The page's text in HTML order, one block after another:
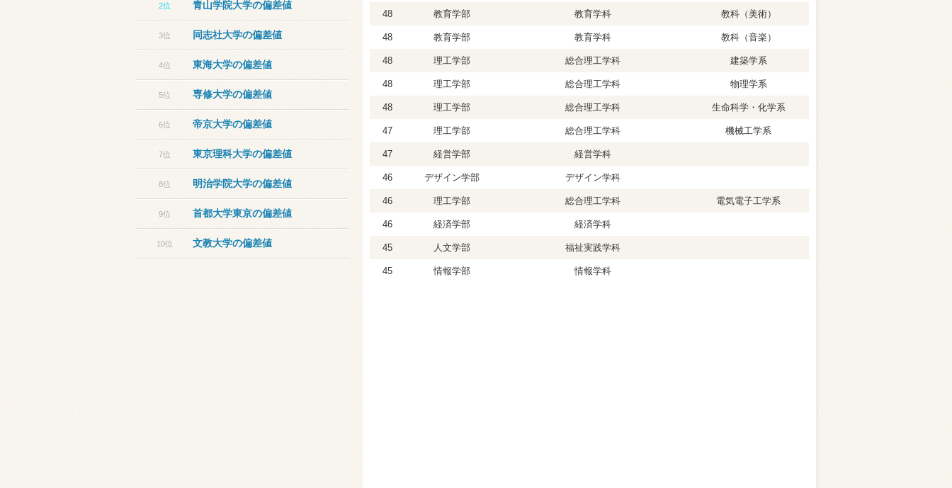
48 教育学部 教育学科 教科（美術）
48 教育学部 教育学科 教科（音楽）
48 理工学部 総合理工学科 建築学系
48 理工学部 総合理工学科 物理学系
48 理工学部 総合理工学科 生命科学・化学系
47 理工学部 総合理工学科 機械工学系
47 経営学部 経営学科
46 デザイン学部 デザイン学科
46 理工学部 総合理工学科 電気電子工学系
46 経済学部 経済学科
45 人文学部 福祉実践学科
45 情報学部 情報学科
2位 青山学院大学の偏差値
3位 同志社大学の偏差値
4位 東海大学の偏差値
5位 専修大学の偏差値
6位 帝京大学の偏差値
7位 東京理科大学の偏差値
8位 明治学院大学の偏差値
9位 首都大学東京の偏差値
10位 文教大学の偏差値